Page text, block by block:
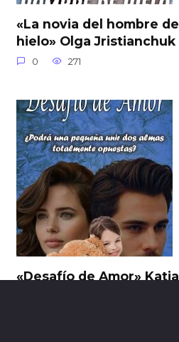
«La novia del hombre de
hielo» Olga Jristianchuk
0 271
«Desafío de Amor» Katia